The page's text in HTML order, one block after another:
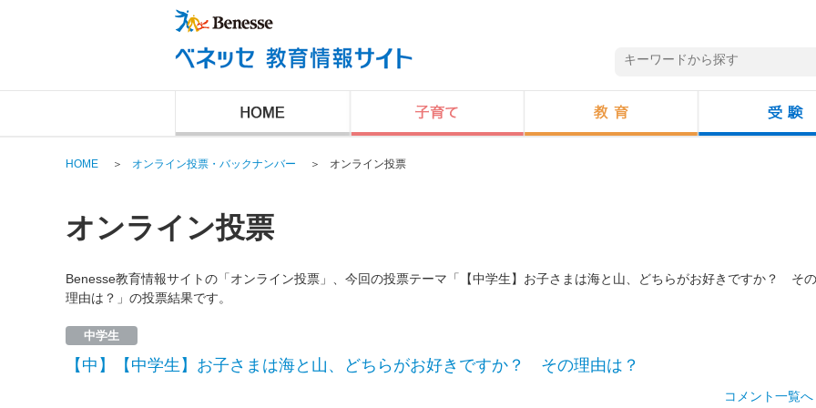
HOME ＞ オンライン投票・バックナンバー ＞ オンライン投票
オンライン投票
Benesse教育情報サイトの「オンライン投票」、今回の投票テーマ「【中学生】お子さまは海と山、どちらがお好きですか？ その
理由は？」の投票結果です。
中学生
【中】【中学生】お子さまは海と山、どちらがお好きですか？ その理由は？
コメント一覧へ